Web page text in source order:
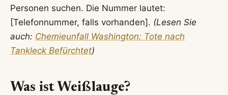
Personen suchen. Die Nummer lautet:
[Telefonnummer, falls vorhanden]. (Lesen Sie
auch: Chemieunfall Washington: Tote nach
Tankleck Befürchtet)
Was ist Weißlauge?